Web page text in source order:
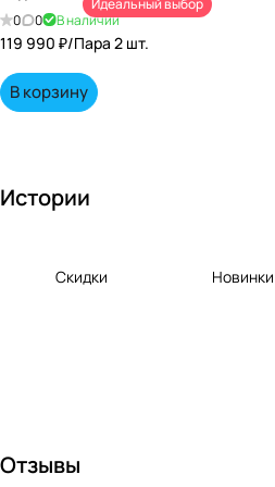
непревзойд
0 0 В наличии
Идеальный выбор
119 990 ₽/Пара 2 шт.
В корзину
Истории
Скидки Новинки
Отзывы